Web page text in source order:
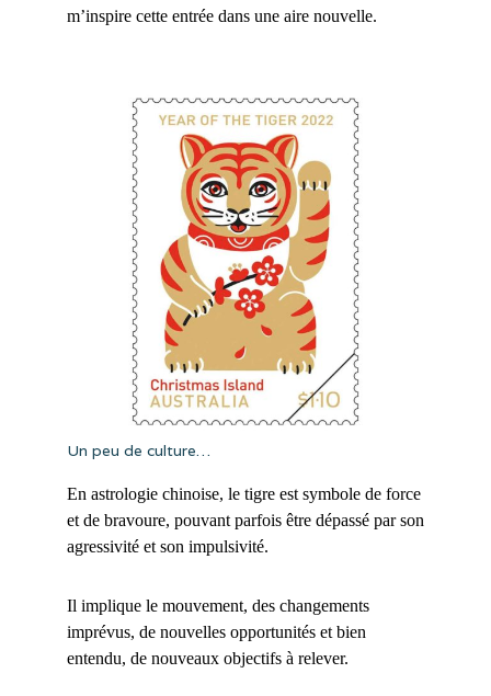
m’inspire cette entrée dans une aire nouvelle.
Un peu de culture…
En astrologie chinoise, le tigre est symbole de force
et de bravoure, pouvant parfois être dépassé par son
agressivité et son impulsivité.
Il implique le mouvement, des changements
imprévus, de nouvelles opportunités et bien
entendu, de nouveaux objectifs à relever.